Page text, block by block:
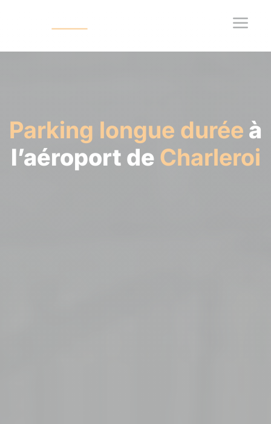
a
Parking longue durée à
l’aéroport de Charleroi